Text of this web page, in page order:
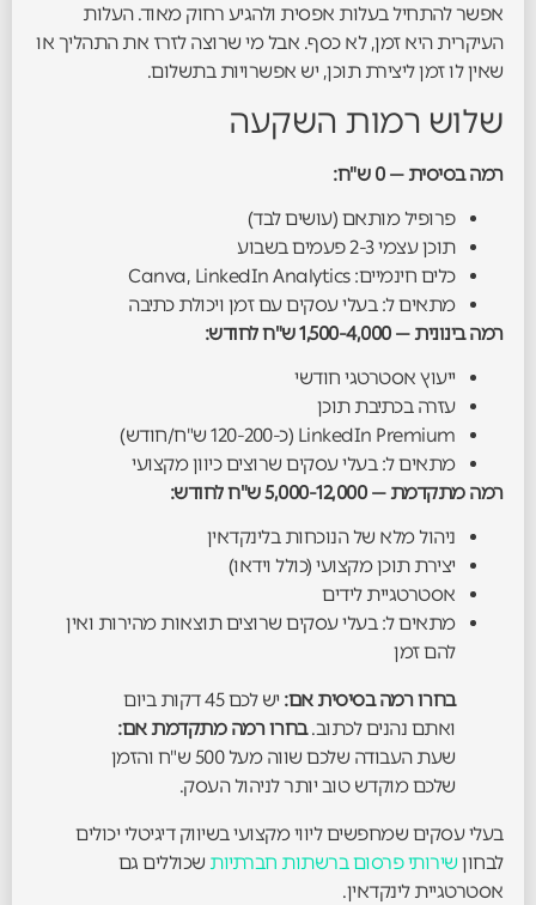
אפשר להתחיל בעלות אפסית ולהגיע רחוק מאוד. העלות
העיקרית היא זמן, לא כסף. אבל מי שרוצה לזרז את התהליך או
שאין לו זמן ליצירת תוכן, יש אפשרויות בתשלום.
שלוש רמות השקעה
רמה בסיסית — 0 ש"ח:
פרופיל מותאם (עושים לבד)
תוכן עצמי 2-3 פעמים בשבוע
כלים חינמיים: Canva, LinkedIn Analytics
מתאים ל: בעלי עסקים עם זמן ויכולת כתיבה
רמה בינונית — 1,500-4,000 ש"ח לחודש:
ייעוץ אסטרטגי חודשי
עזרה בכתיבת תוכן
LinkedIn Premium (כ-120-200 ש"ח/חודש)
מתאים ל: בעלי עסקים שרוצים כיוון מקצועי
רמה מתקדמת — 5,000-12,000 ש"ח לחודש:
ניהול מלא של הנוכחות בלינקדאין
יצירת תוכן מקצועי (כולל וידאו)
אסטרטגיית לידים
מתאים ל: בעלי עסקים שרוצים תוצאות מהירות ואין
להם זמן
בחרו רמה בסיסית אם:
יש לכם 45 דקות ביום
ואתם נהנים לכתוב.בחרו רמה מתקדמת אם:
שעת העבודה שלכם שווה מעל 500 ש"ח והזמן
שלכם מוקדש טוב יותר לניהול העסק.
בעלי עסקים שמחפשים ליווי מקצועי בשיווק דיגיטלי יכולים
לבחון שירותי פרסום ברשתות חברתיות שכוללים גם
אסטרטגיית לינקדאין.